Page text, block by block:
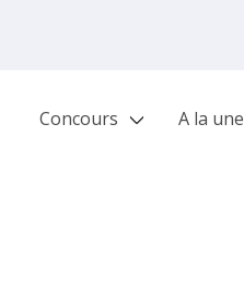
Concours A la une